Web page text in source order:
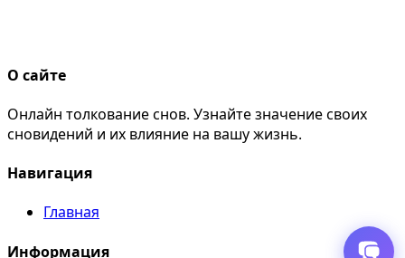
О сайте
Онлайн толкование снов. Узнайте значение своих
сновидений и их влияние на вашу жизнь.
Навигация
Главная
Информация